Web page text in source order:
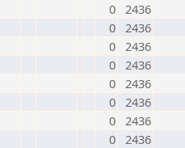
0 2436
0 2436
0 2436
0 2436
0 2436
0 2436
0 2436
0 2436